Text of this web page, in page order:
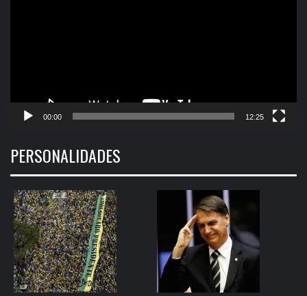
00:00 12:25
PERSONALIDADES